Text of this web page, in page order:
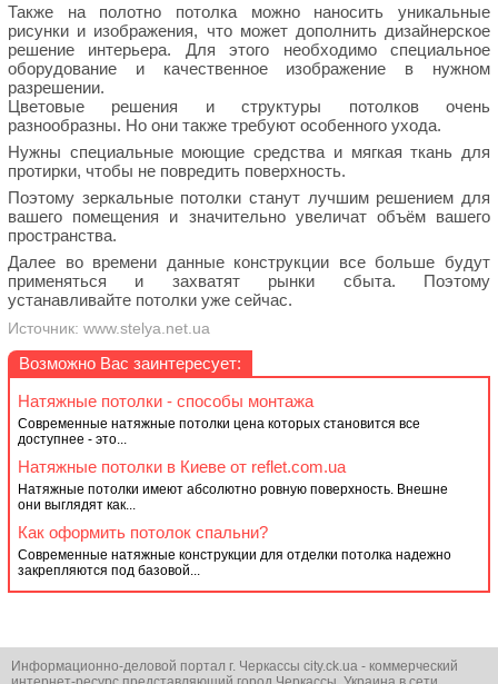
Также на полотно потолка можно наносить уникальные
рисунки и изображения, что может дополнить дизайнерское
решение интерьера. Для этого необходимо специальное
оборудование и качественное изображение в нужном
разрешении.
Цветовые решения и структуры потолков очень
разнообразны. Но они также требуют особенного ухода.
Нужны специальные моющие средства и мягкая ткань для
протирки, чтобы не повредить поверхность.
Поэтому зеркальные потолки станут лучшим решением для
вашего помещения и значительно увеличат объём вашего
пространства.
Далее во времени данные конструкции все больше будут
применяться и захватят рынки сбыта. Поэтому
устанавливайте потолки уже сейчас.
Источник: www.stelya.net.ua
Возможно Вас заинтересует:
Натяжные потолки - способы монтажа
Современные натяжные потолки цена которых становится все
доступнее - это...
Натяжные потолки в Киеве от reflet.com.ua
Натяжные потолки имеют абсолютно ровную поверхность. Внешне
они выглядят как...
Как оформить потолок спальни?
Современные натяжные конструкции для отделки потолка надежно
закрепляются под базовой...
Информационно-деловой портал г. Черкассы city.ck.ua - коммерческий